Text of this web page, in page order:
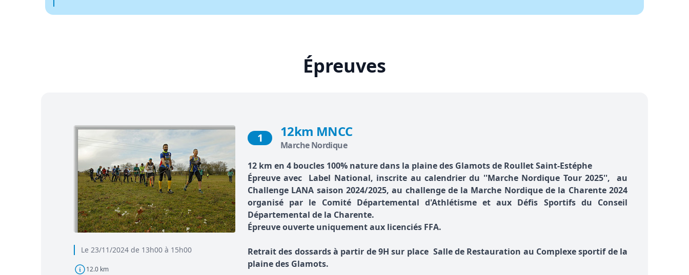
Épreuves
Le 23/11/2024 de 13h00 à 15h00
12.0 km
1 12km MNCC
Marche Nordique
12 km en 4 boucles 100% nature dans la plaine des Glamots de Roullet Saint-Estéphe
Épreuve avec Label National, inscrite au calendrier du ''Marche Nordique Tour 2025'', au
Challenge LANA saison 2024/2025, au challenge de la Marche Nordique de la Charente 2024
organisé par le Comité Départemental d'Athlétisme et aux Défis Sportifs du Conseil
Départemental de la Charente.
Épreuve ouverte uniquement aux licenciés FFA.
Retrait des dossards à partir de 9H sur place Salle de Restauration au Complexe sportif de la
plaine des Glamots.